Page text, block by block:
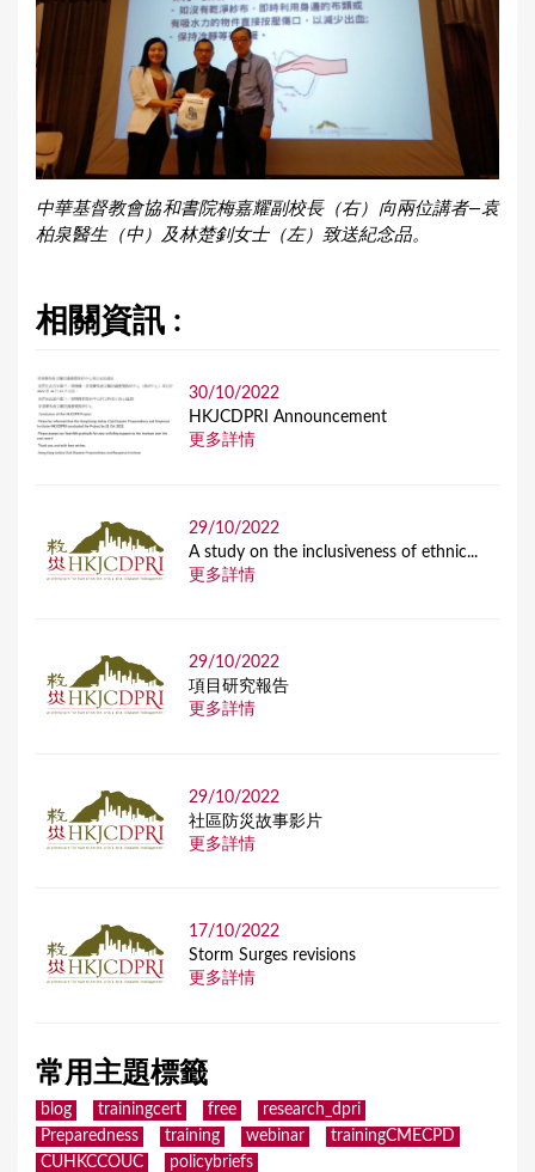
中華基督教會協和書院梅嘉耀副校長（右）向兩位講者—袁
柏泉醫生（中）及林楚釗女士（左）致送紀念品。
相關資訊 :
30/10/2022
HKJCDPRI Announcement
更多詳情
29/10/2022
A study on the inclusiveness of ethnic...
更多詳情
29/10/2022
項目研究報告
更多詳情
29/10/2022
社區防災故事影片
更多詳情
17/10/2022
Storm Surges revisions
更多詳情
常用主題標籤
blog trainingcert free
research_dpri
Preparedness
training webinar
trainingCMECPD
CUHKCCOUC
policybriefs